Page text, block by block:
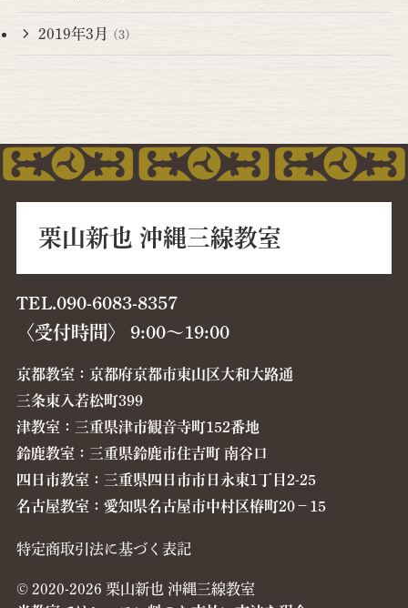
2019年3月 (3)
栗山新也 沖縄三線教室
TEL.090-6083-8357
〈受付時間〉 9:00〜19:00
京都教室：京都府京都市東山区大和大路通
三条東入若松町399
津教室：三重県津市観音寺町152番地
鈴鹿教室：三重県鈴鹿市住吉町 南谷口
四日市教室：三重県四日市市日永東1丁目2-25
名古屋教室：愛知県名古屋市中村区椿町20−15
特定商取引法に基づく表記
© 2020-2026 栗山新也 沖縄三線教室